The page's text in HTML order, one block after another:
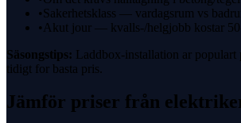
•Sakerhetsklass — vardagsrum vs
• Akut jour — kvalls-/helgjobb kostar
Säsongstips: Laddbox-installation ar
tidigt for basta pris.
Jämför priser från